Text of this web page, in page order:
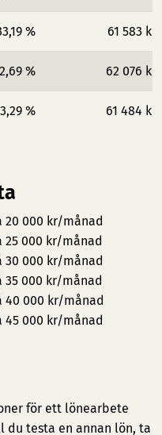
% 61 583 kr
% 62 076 kr
% 61 484 kr
20 000 kr/månad
25 000 kr/månad
30 000 kr/månad
35 000 kr/månad
40 000 kr/månad
45 000 kr/månad
för ett lönearbete
du testa en annan lön, ta